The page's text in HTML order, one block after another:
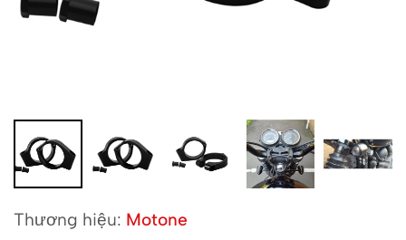
Thương hiệu: Motone